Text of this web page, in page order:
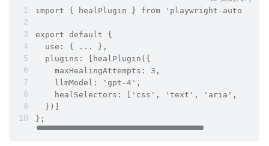
import { healPlugin } from 'playwright-auto-
export default {
  use: { ... },
  plugins: [healPlugin({
    maxHealingAttempts: 3,
    llmModel: 'gpt-4',
healSelectors: ['css', 'text', 'aria',
  })]
};